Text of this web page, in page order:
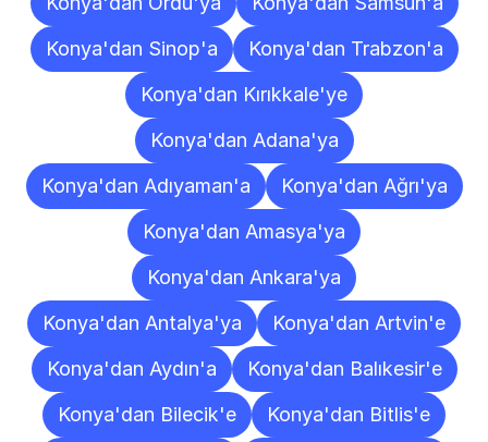
Konya'dan Sinop'a
Konya'dan Trabzon'a
Konya'dan Kırıkkale'ye
Konya'dan Adana'ya
Konya'dan Adıyaman'a
Konya'dan Ağrı'ya
Konya'dan Amasya'ya
Konya'dan Ankara'ya
Konya'dan Antalya'ya
Konya'dan Artvin'e
Konya'dan Aydın'a
Konya'dan Balıkesir'e
Konya'dan Bilecik'e
Konya'dan Bitlis'e